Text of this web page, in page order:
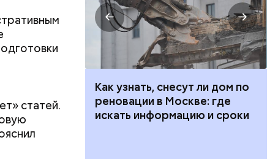
статей.
при
кто может
нужны
Как узнать, снесут ли дом по
реновации в Москве: где
искать информацию и сроки